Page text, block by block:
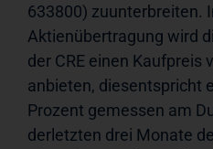
633800) zuunterbreiten.
Aktienübertragung wird
der CRE einen Kaufpreis
anbieten, diesentspricht
Prozent gemessen am
derletzten drei Monate